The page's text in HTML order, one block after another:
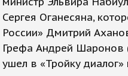
Сергея Оганесяна,
России» Дмитрий
Грефа Андрей Шаронов
ушел в «Тройку